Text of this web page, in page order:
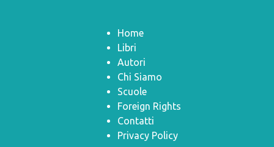
Home
Libri
Autori
Chi Siamo
Scuole
Foreign Rights
Contatti
Privacy Policy